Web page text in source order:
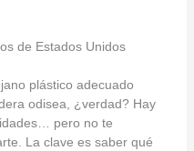
de Estados Unidos
plástico adecuado
odisea, ¿verdad? Hay
pero no te
La clave es saber qué